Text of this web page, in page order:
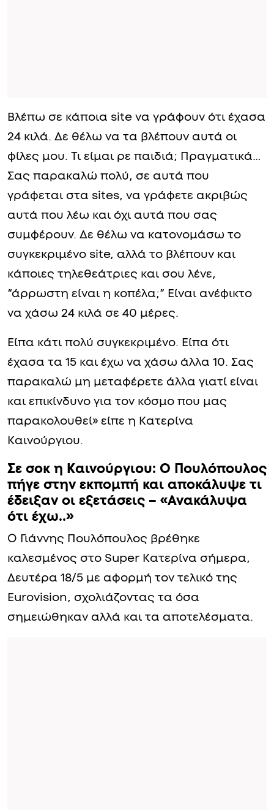
Βλέπω σε κάποια site να γράφουν ότι έχασα
24 κιλά. Δε θέλω να τα βλέπουν αυτά οι
φίλες μου. Τι είμαι ρε παιδιά; Πραγματικά…
Σας παρακαλώ πολύ, σε αυτά που
γράφεται στα sites, να γράφετε ακριβώς
αυτά που λέω και όχι αυτά που σας
συμφέρουν. Δε θέλω να κατονομάσω το
συγκεκριμένο site, αλλά το βλέπουν και
κάποιες τηλεθεάτριες και σου λένε,
“άρρωστη είναι η κοπέλα;” Είναι ανέφικτο
να χάσω 24 κιλά σε 40 μέρες.
Είπα κάτι πολύ συγκεκριμένο. Είπα ότι
έχασα τα 15 και έχω να χάσω άλλα 10. Σας
παρακαλώ μη μεταφέρετε άλλα γιατί είναι
και επικίνδυνο για τον κόσμο που μας
παρακολουθεί» είπε η Κατερίνα
Καινούργιου.
Σε σoκ η Καινούργιου: Ο Πουλόπουλος
πήγε στην εκπομπή και αποκάλυψε τι
έδειξαν οι εξετάσεις – «Ανακάλυψα
ότι έχω..»
Ο Γιάννης Πουλόπουλος βρέθηκε
καλεσμένος στο Super Κατερίνα σήμερα,
Δευτέρα 18/5 με αφορμή τον τελικό της
Eurovision, σχολιάζοντας τα όσα
σημειώθηκαν αλλά και τα αποτελέσματα.